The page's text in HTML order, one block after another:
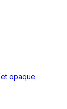
opaque